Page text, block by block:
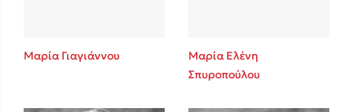
Στέφανος Ξενάκης
Μαρία Γιαγιάννου
Μαρία Ελένη
Σπυροπούλου